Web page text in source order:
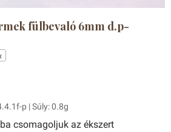
fülbevaló 6mm d.p-
p | Súly: 0.8g
csomagoljuk az ékszert